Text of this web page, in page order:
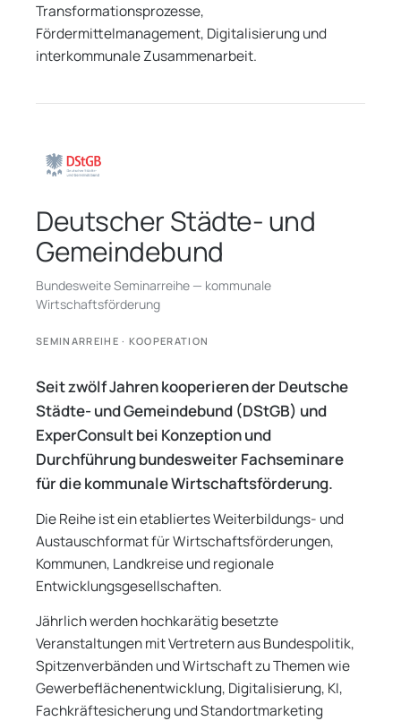
Transformationsprozesse,
Fördermittelmanagement, Digitalisierung und
interkommunale Zusammenarbeit.
Deutscher Städte- und
Gemeindebund
Bundesweite Seminarreihe — kommunale
Wirtschaftsförderung
SEMINARREIHE · KOOPERATION
Seit zwölf Jahren kooperieren der Deutsche
Städte- und Gemeindebund (DStGB) und
ExperConsult bei Konzeption und
Durchführung bundesweiter Fachseminare
für die kommunale Wirtschaftsförderung.
Die Reihe ist ein etabliertes Weiterbildungs- und
Austauschformat für Wirtschaftsförderungen,
Kommunen, Landkreise und regionale
Entwicklungsgesellschaften.
Jährlich werden hochkarätig besetzte
Veranstaltungen mit Vertretern aus Bundespolitik,
Spitzenverbänden und Wirtschaft zu Themen wie
Gewerbeflächenentwicklung, Digitalisierung, KI,
Fachkräftesicherung und Standortmarketing